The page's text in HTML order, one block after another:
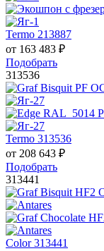
Termo 213887
от 163 483 ₽
Подобрать
313536
Termo 313536
от 208 643 ₽
Подобрать
313441
Color 313441